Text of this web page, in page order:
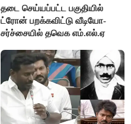
தடை செய்யப்பட்ட பகுதியில்
ட்ரோன் பறக்கவிட்டு வீடியோ-
சர்ச்சையில் தவெக எம்.எல்.ஏ